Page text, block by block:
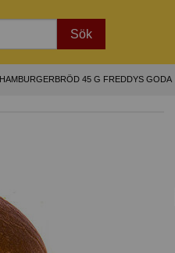
Sök
HAMBURGERBRÖD 45 G FREDDYS GODA